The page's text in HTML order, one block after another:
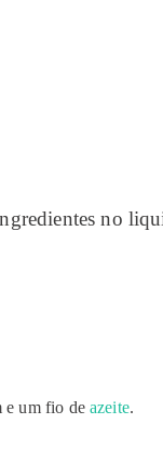
no
e um fio deazeite.